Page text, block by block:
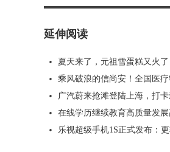
延伸阅读
夏天来了，元祖雪蛋糕又火了
乘风破浪的信尚安！全国医
广汽蔚来抢滩登陆上海，打
在线学历继续教育高质量发
乐视超级手机1S正式发布：